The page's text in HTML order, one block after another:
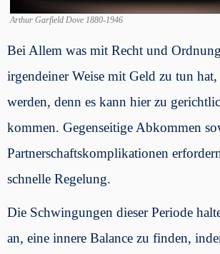
Arthur Garfield Dove 1880-1946
Bei Allem was mit Recht und
irgendeiner Weise mit Geld zu tun hat,
werden, denn es kann hier zu
kommen. Gegenseitige Abkommen
Partnerschaftskomplikationen
schnelle Regelung.
Die Schwingungen dieser Periode
an, eine innere Balance zu finden,